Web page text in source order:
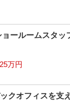
ールームスタッ
万円
クオフィスを支